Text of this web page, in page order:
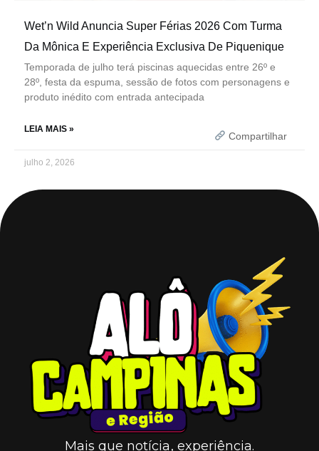
Wet’n Wild Anuncia Super Férias 2026 Com Turma
Da Mônica E Experiência Exclusiva De Piquenique
Temporada de julho terá piscinas aquecidas entre 26º e
28º, festa da espuma, sessão de fotos com personagens e
produto inédito com entrada antecipada
LEIA MAIS »
Compartilhar
julho 2, 2026
Mais que notícia, experiência.